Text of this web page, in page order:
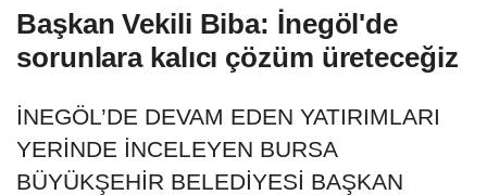
Başkan Vekili Biba: İnegöl'de
sorunlara kalıcı çözüm üreteceğiz
İNEGÖL’DE DEVAM EDEN YATIRIMLARI
YERİNDE İNCELEYEN BURSA
BÜYÜKŞEHİR BELEDİYESİ BAŞKAN